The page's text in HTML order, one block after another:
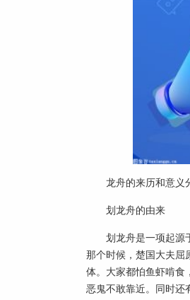
龙舟的来历和意义
划龙舟的由来
划龙舟是一项起源
那个时候，楚国大夫屈
体。大家都怕鱼虾啃食
恶鬼不敢靠近。同时还